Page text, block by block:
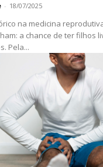
- 18/07/2025
na medicina
a chance de ter filhos
Pela...